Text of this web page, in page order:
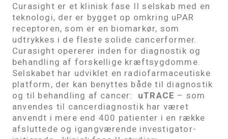
Curasight er et klinisk fase II selskab med en
teknologi, der er bygget op omkring uPAR
receptoren, som er en biomarkør, som
udtrykkes i de fleste solide cancerformer.
Curasight opererer inden for diagnostik og
behandling af forskellige kræftsygdomme.
Selskabet har udviklet en radiofarmaceutiske
platform, der kan benyttes både til diagnostik
og til behandling af cancer:
uTRACE – som
anvendes til cancerdiagnostik har været
anvendt i mere end 400 patienter i en række
afsluttede og igangværende investigator-